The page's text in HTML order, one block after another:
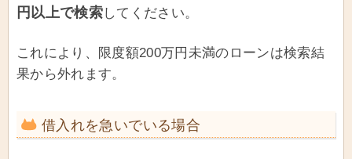
円以上で検索してください。
これにより、限度額200万円未満のローンは検索結
果から外れます。
借入れを急いでいる場合